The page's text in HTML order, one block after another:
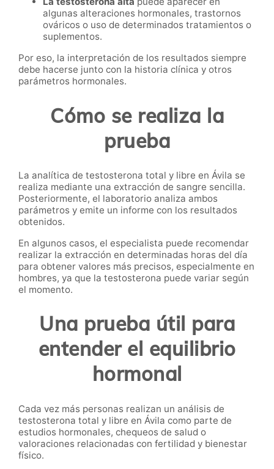
algunas alteraciones hormonales, trastornos
ováricos o uso de determinados tratamientos o
suplementos.
Por eso, la interpretación de los resultados siempre
debe hacerse junto con la historia clínica y otros
parámetros hormonales.
Cómo se realiza la
prueba
La analítica de testosterona total y libre en Ávila se
realiza mediante una extracción de sangre sencilla.
Posteriormente, el laboratorio analiza ambos
parámetros y emite un informe con los resultados
obtenidos.
En algunos casos, el especialista puede recomendar
realizar la extracción en determinadas horas del día
para obtener valores más precisos, especialmente en
hombres, ya que la testosterona puede variar según
el momento.
Una prueba útil para
entender el equilibrio
hormonal
Cada vez más personas realizan un análisis de
testosterona total y libre en Ávila como parte de
estudios hormonales, chequeos de salud o
valoraciones relacionadas con fertilidad y bienestar
físico.